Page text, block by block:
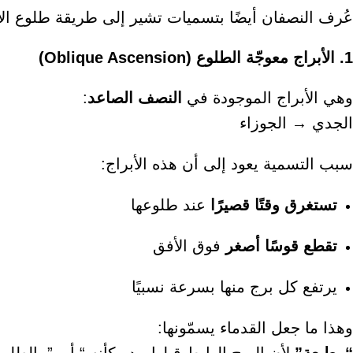
عُرف النصفان أيضًا بتسميات تشير إلى طريقة طلوع
1. الأبراج معوجّة الطلوع (Oblique Ascension)
وهي الأبراج الموجودة في النصف الصاعد:
الجدي → الجوزاء
سبب التسمية يعود إلى أن هذه الأبراج:
تستغرق وقتًا قصيرًا عند طلوعها
تقطع قوسًا أصغر فوق الأفق
يرتفع كل برج منها بسرعة نسبيًا
وهذا ما جعل القدماء يسمّونها: